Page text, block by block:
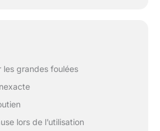
grandes foulées
lors de l’utilisation